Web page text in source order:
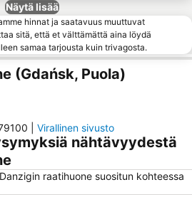
Näytä lisää
hinnat ja saatavuus muuttuvat
sitä, että et välttämättä aina löydä
samaa tarjousta kuin trivagosta.
(Gdańsk, Puola)
Virallinen sivusto
nähtävyydestä
raatihuone suositun kohteessa